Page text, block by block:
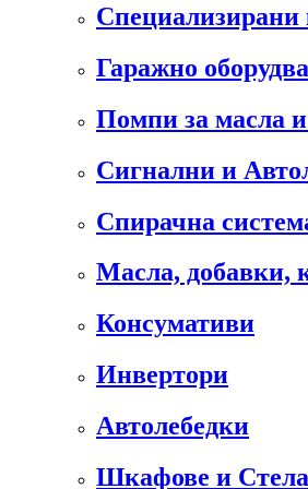
Специализирани
Гаражно
Помпи за масла
Сигнални и
Спирачна
Масла, добавки,
Консумативи
Инвертори
Автолебедки
Шкафове и